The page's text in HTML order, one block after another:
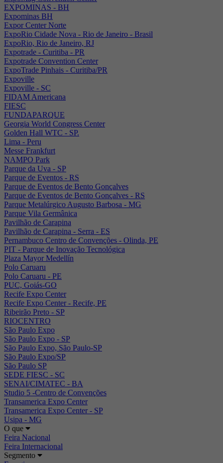
EXPOMINAS - BH
Expominas BH
Expor Center Norte
ExpoRio Cidade Nova - Rio de Janeiro - Brasil
ExpoRio, Rio de Janeiro, RJ
Expotrade - Curitiba - PR
Expotrade Convention Center
ExpoTrade Pinhais - Curitiba/PR
Expoville
Expoville - SC
FIDAM Americana
FIESC
FUNDAPARQUE
Georgia World Congress Center
Golden Hall WTC - SP.
Lima - Peru
Messe Frankfurt
NAMPO Park
Parque da Uva - SP
Parque de Eventos - RS
Parque de Eventos de Bento Gonçalves
Parque de Eventos de Bento Gonçalves - RS
Parque Metalúrgico Augusto Barbosa - MG
Parque Vila Germânica
Pavilhão de Carapina
Pavilhão de Carapina - Serra - ES
Pernambuco Centro de Convenções - Olinda, PE
PIT - Parque de Inovação Tecnológica
Plaza Mayor Medellín
Polo Caruaru
Polo Caruaru - PE
PUC, Goiás-GO
Recife Expo Center
Recife Expo Center - Recife, PE
Ribeirão Preto - SP
RIOCENTRO
São Paulo Expo
São Paulo Expo - SP
São Paulo Expo, São Paulo-SP
São Paulo Expo/SP
São Paulo SP
SEDE FIESC - SC
SENAI/CIMATEC - BA
Studio 5 -Centro de Convenções
Transamerica Expo Center
Transamerica Expo Center - SP
Usipa - MG
O que
Feira Nacional
Feira Internacional
Segmento